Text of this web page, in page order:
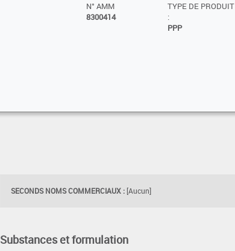
N° AMM
8300414
TYPE DE PRODUIT
:
PPP
SECONDS NOMS COMMERCIAUX : [Aucun]
Substances et formulation